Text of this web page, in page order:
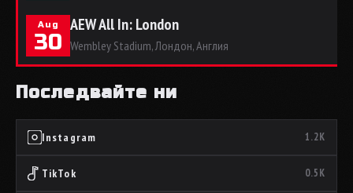
Aug
30
AEW All In: London
Wembley Stadium, Лондон, Англия
Последвайте ни
Instagram 1.2K
TikTok 0.5K